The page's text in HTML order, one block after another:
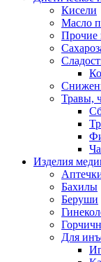
Кисели
Масло
Прочие
Травы,
Изделия
Бахилы
Беруши
Для